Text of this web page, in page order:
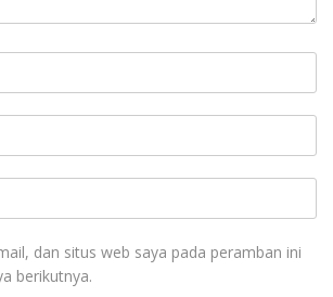
dan situs web saya pada peramban ini
berikutnya.